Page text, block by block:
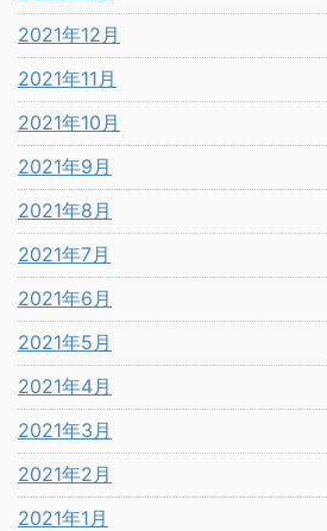
2021年12月
2021年11月
2021年10月
2021年9月
2021年8月
2021年7月
2021年6月
2021年5月
2021年4月
2021年3月
2021年2月
2021年1月